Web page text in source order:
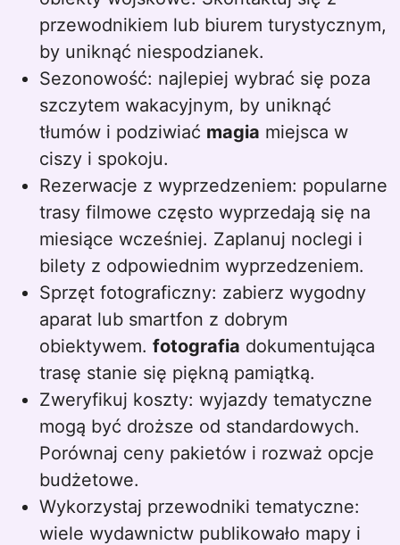
przewodnikiem lub biurem turystycznym,
by uniknąć niespodzianek.
Sezonowość: najlepiej wybrać się poza
szczytem wakacyjnym, by uniknąć
tłumów i podziwiać magia miejsca w
ciszy i spokoju.
Rezerwacje z wyprzedzeniem: popularne
trasy filmowe często wyprzedają się na
miesiące wcześniej. Zaplanuj noclegi i
bilety z odpowiednim wyprzedzeniem.
Sprzęt fotograficzny: zabierz wygodny
aparat lub smartfon z dobrym
obiektywem. fotografia dokumentująca
trasę stanie się piękną pamiątką.
Zweryfikuj koszty: wyjazdy tematyczne
mogą być droższe od standardowych.
Porównaj ceny pakietów i rozważ opcje
budżetowe.
Wykorzystaj przewodniki tematyczne:
wiele wydawnictw publikowało mapy i